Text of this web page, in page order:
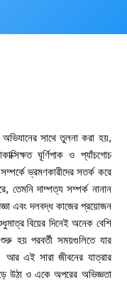
সাথে তুলনা করা হয়,
ঘূর্ণিপাক ও প্যাঁচগোচ
ভ্রমণকারীদের সতর্ক করে
তেমনি দাম্পত্য সম্পর্ক নানান
এবং দলবদ্ধ কাজের প্রয়োজন
বিয়ের দিনেই অনেক বেশি
হয় পরবর্তী সময়গুলিতে যার
আর এই সারা জীবনের যাত্রার
উঠা ও একে অপরের অভিজ্ঞতা